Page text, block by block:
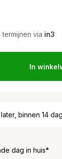
via in3
In
binnen 14
dag in huis*